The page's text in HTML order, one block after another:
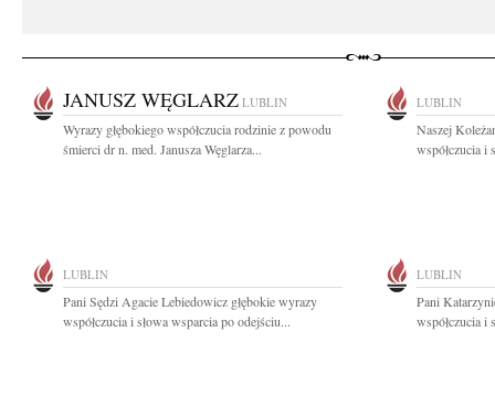
JANUSZ WĘGLARZ LUBLIN
Wyrazy głębokiego współczucia rodzinie z powodu
śmierci dr n. med. Janusza Węglarza...
LUBLIN
Naszej
współczucia i
LUBLIN
Pani Sędzi Agacie Lebiedowicz głębokie wyrazy
współczucia i słowa wsparcia po odejściu...
LUBLIN
Pani
współczucia i